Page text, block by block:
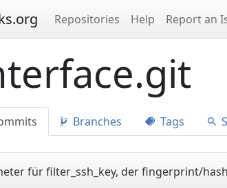
Repositories Help Report an
Branches Tags
für filter_ssh_key, der fingerprint/